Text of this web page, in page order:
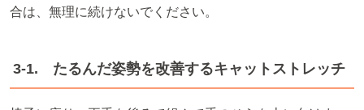
合は、無理に続けないでください。
3-1. たるんだ姿勢を改善するキャットストレッチ